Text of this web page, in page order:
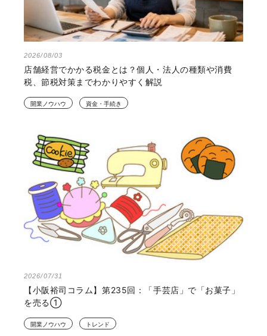
2026/08/03
店舗経営でかかる税金とは？個人・法人の種類や消費
税、節税対策までわかりやすく解説
開業ノウハウ 資金・手続き
2026/07/31
【小阪裕司コラム】第235回：「手芸店」で「お菓子」
を売る①
開業ノウハウ トレンド